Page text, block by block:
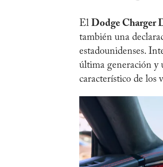
El Dodge Charger
también una
estadounidenses.
última generación y
característico de los